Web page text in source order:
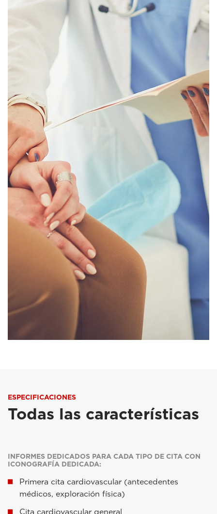
ESPECIFICACIONES
Todas las características
INFORMES DEDICADOS PARA CADA TIPO DE CITA CON
ICONOGRAFÍA DEDICADA:
Primera cita cardiovascular (antecedentes
médicos, exploración física)
Cita cardiovascular general